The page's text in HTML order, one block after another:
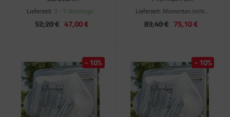
Fahrradschutzhülle für
Lieferzeit: 3 - 5 Werktage
52,20 € 47,00 €
Fahrradschutzhülle für
Lieferzeit: Momentan nicht
verfügbar
83,40 € 75,10 €
- 10% - 10%